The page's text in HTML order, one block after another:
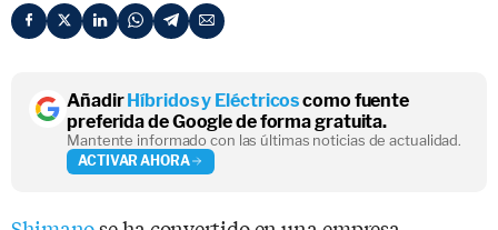
AñadirHíbridos y Eléctricoscomo fuente
preferida de Google de forma gratuita.
Mantente informado con las últimas noticias de actualidad.
ACTIVAR AHORA